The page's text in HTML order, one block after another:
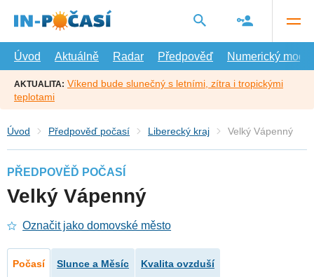
hlavní
Úvod
Aktuálně Radar Předpověď Numerický model
AKTUALITA: Víkend bude slunečný s letními, zítra i tropickými
teplotami
Úvod Předpověď počasí Liberecký kraj Velký Vápenný
PŘEDPOVĚĎ POČASÍ
Velký Vápenný
Označit jako domovské město
Počasí Slunce a Měsíc Kvalita ovzduší